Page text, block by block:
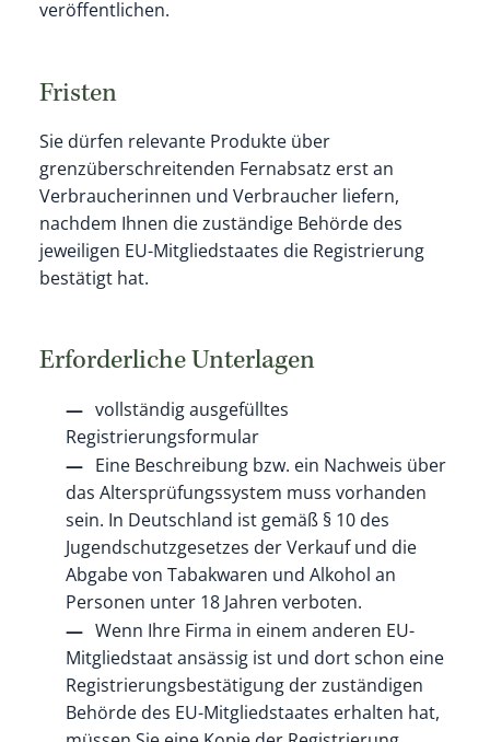
veröffentlichen.
Fristen
Sie dürfen relevante Produkte über
grenzüberschreitenden Fernabsatz erst an
Verbraucherinnen und Verbraucher liefern,
nachdem Ihnen die zuständige Behörde des
jeweiligen EU-Mitgliedstaates die Registrierung
bestätigt hat.
Erforderliche Unterlagen
vollständig ausgefülltes
Registrierungsformular
Eine Beschreibung bzw. ein Nachweis über
das Altersprüfungssystem muss vorhanden
sein. In Deutschland ist gemäß § 10 des
Jugendschutzgesetzes der Verkauf und die
Abgabe von Tabakwaren und Alkohol an
Personen unter 18 Jahren verboten.
Wenn Ihre Firma in einem anderen EU-
Mitgliedstaat ansässig ist und dort schon eine
Registrierungsbestätigung der zuständigen
Behörde des EU-Mitgliedstaates erhalten hat,